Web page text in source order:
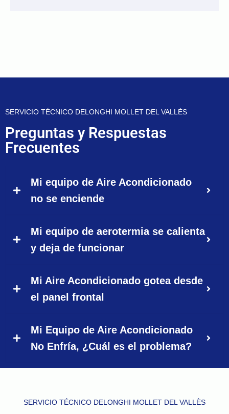
SERVICIO TÉCNICO DELONGHI MOLLET DEL VALLÈS
Preguntas y Respuestas
Frecuentes
Mi equipo de Aire Acondicionado
no se enciende
Mi equipo de aerotermia se calienta
y deja de funcionar
Mi Aire Acondicionado gotea desde
el panel frontal
Mi Equipo de Aire Acondicionado
No Enfría, ¿Cuál es el problema?
SERVICIO TÉCNICO DELONGHI MOLLET DEL VALLÈS